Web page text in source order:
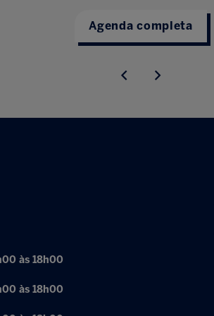
Agenda completa
às 18h00
às 18h00